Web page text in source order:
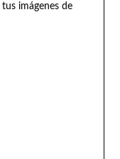
imágenes de